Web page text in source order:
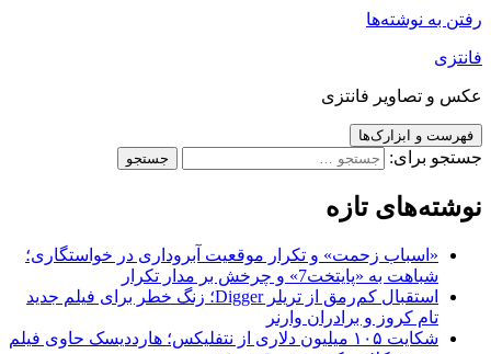
رفتن به نوشته‌ها
فانتزی
عکس و تصاویر فانتزی
فهرست و ابزارک‌ها
جستجو برای:
نوشته‌های تازه
«اسباب زحمت» و تکرار موقعیت آبروداری در خواستگاری؛
شباهت به «پایتخت7» و چرخش بر مدار تکرار
استقبال کم‌رمق از تریلر Digger؛ زنگ خطر برای فیلم جدید
تام کروز و برادران وارنر
شکایت ۱۰۵ میلیون دلاری از نتفلیکس؛ هارددیسک حاوی فیلم